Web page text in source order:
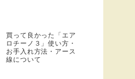
買って良かった「エア
ロチーノ３」使い方・
お手入れ方法・アース
線について